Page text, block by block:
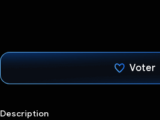
Voter
Description